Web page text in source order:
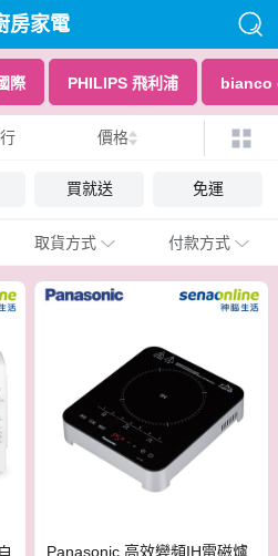
房家電
際 PHILIPS 飛利浦 bianco
價格
買就送 免運
取貨方式 付款方式
Panasonic 高效變頻IH電磁爐